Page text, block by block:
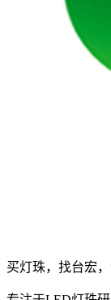
买灯珠，找台宏